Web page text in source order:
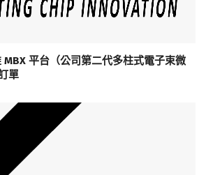
平台（公司第二代多柱式電子束微
單